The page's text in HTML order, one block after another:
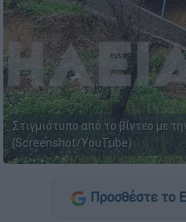
Στιγμιότυπο από το βίντεο με
(Screenshot/YouTube)
Προσθέστε το